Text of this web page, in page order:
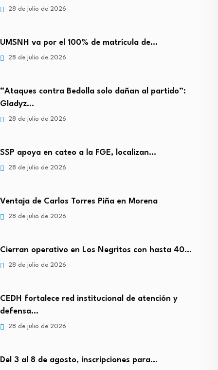
28 de julio de 2026
UMSNH va por el 100% de matrícula de…
28 de julio de 2026
“Ataques contra Bedolla solo dañan al partido”:
Gladyz…
28 de julio de 2026
SSP apoya en cateo a la FGE, localizan…
28 de julio de 2026
Ventaja de Carlos Torres Piña en Morena
28 de julio de 2026
Cierran operativo en Los Negritos con hasta 40…
28 de julio de 2026
CEDH fortalece red institucional de atención y
defensa…
28 de julio de 2026
Del 3 al 8 de agosto, inscripciones para…